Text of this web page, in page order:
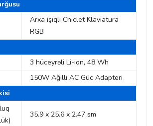
Arxa işıqlı Chiclet Klaviatura
RGB
3 hüceyrəli Li-ion, 48 Wh
150W Ağıllı AC Güc Adapteri
35.9 x 25.6 x 2.47 sm